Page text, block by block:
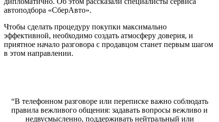
автоподбора «СберАвто».
Чтобы сделать процедуру покупки максимально
эффективной, необходимо создать атмосферу доверия, и
приятное начало разговора с продавцом станет первым шагом
в этом направлении.
“В телефонном разговоре или переписке важно соблюдать
правила вежливого общения: задавать вопросы вежливо и
недвусмысленно, поддерживать нейтральный или